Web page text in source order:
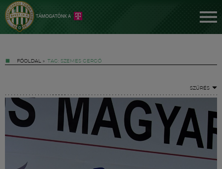
FŐOLDAL » TAG: SZEMES GERGŐ
SZŰRÉS
FM YouTube +